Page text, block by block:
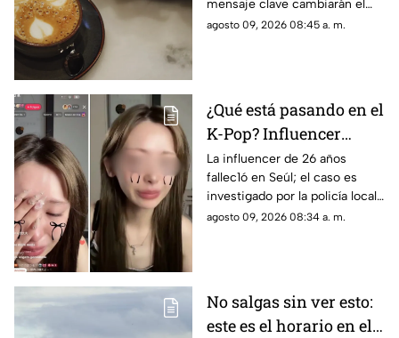
paso
mensaje clave cambiarán el
rumbo de los próximos días;
agosto 09, 2026 08:45 a. m.
¿Qué está pasando en el
K-Pop? Influencer
japonesa pierde la v1da
tras transmisión en
vivo
La influencer de 26 años
fallec1ó en Seúl; el caso es
investigado por la policía local
tras días de ciberacos0 masivo
agosto 09, 2026 08:34 a. m.
No salgas sin ver esto:
este es el horario en el